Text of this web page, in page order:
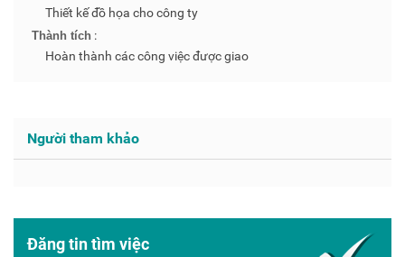
Thiết kế đồ họa cho công ty
Thành tích :
Hoàn thành các công việc được giao
Người tham khảo
Đăng tin tìm việc